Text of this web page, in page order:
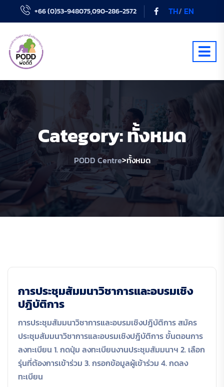
+66 (0)53-948075,090-286-2572 TH/ EN
Category:ทั้งหมด
PODD Centre>ทั้งหมด
การประชุมสัมมนาวิชาการและอบรมเชิง
ปฎิบัติการ
การประชุมสัมมนาวิชาการและอบรมเชิงปฎิบัติการ สมัคร
ประชุมสัมมนาวิชาการและอบรมเชิงปฎิบัติการ ขั้นตอนการ
ลงทะเบียน 1. กดปุ่ม ลงทะเบียนงานประชุมสัมมนาฯ 2. เลือก
รุ่นที่ต้องการเข้าร่วม 3. กรอกข้อมูลผู้เข้าร่วม 4. กดลง
ทะเบียน